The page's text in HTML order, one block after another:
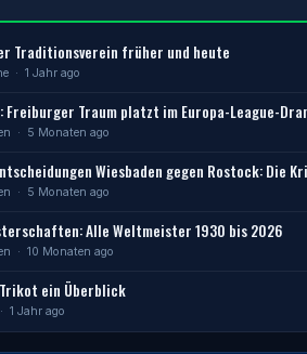
Traditionsverein früher und heute
· 1 Jahr ago
Freiburger Traum platzt im Europa-League-
· 5 Monaten ago
Wiesbaden gegen Rostock: Die
· 5 Monaten ago
Alle Weltmeister 1930 bis 2026
· 10 Monaten ago
ein Überblick
· 1 Jahr ago